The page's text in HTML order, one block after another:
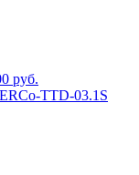
руб.
TTD-03.1S